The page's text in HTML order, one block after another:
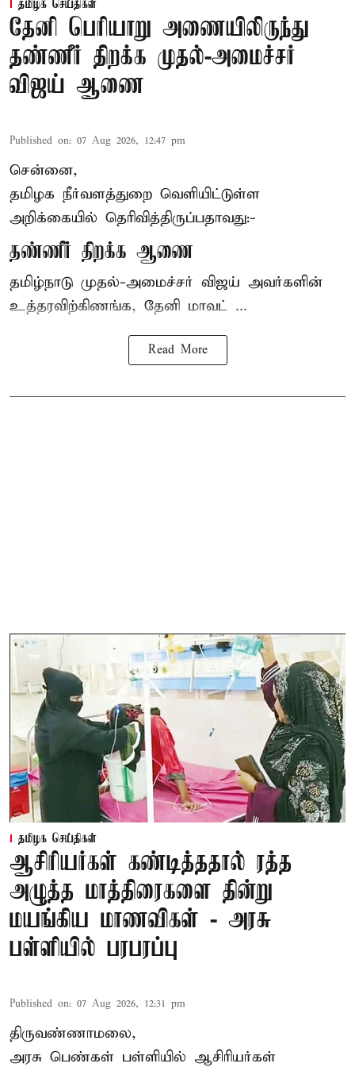
தமிழக செய்திகள்
தேனி பெரியாறு அணையிலிருந்து
தண்ணீர் திறக்க முதல்-அமைச்சர்
விஜய் ஆணை
Published on: 07 Aug 2026, 12:47 pm
சென்னை,
தமிழக நீர்வளத்துறை வெளியிட்டுள்ள
அறிக்கையில் தெரிவித்திருப்பதாவது:-
தண்ணீர் திறக்க ஆணை
தமிழ்நாடு முதல்-அமைச்சர் விஜய் அவர்களின்
உத்தரவிற்கிணங்க, தேனி மாவட் ...
Read More
தமிழக செய்திகள்
ஆசிரியர்கள் கண்டித்ததால் ரத்த
அழுத்த மாத்திரைகளை தின்று
மயங்கிய மாணவிகள் - அரசு
பள்ளியில் பரபரப்பு
Published on: 07 Aug 2026, 12:31 pm
திருவண்ணாமலை,
அரசு பெண்கள் பள்ளியில் ஆசிரியர்கள்